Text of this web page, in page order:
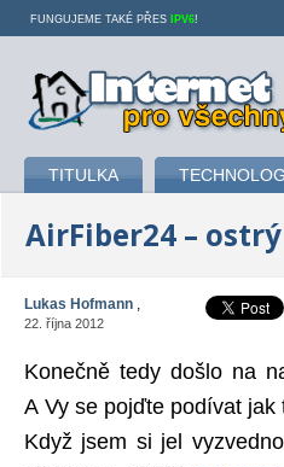
Internet pro všechny
TITULKA
FUNGUJEME TAKÉ PŘES IPV6!
AirFiber24 –
Lukas Hofmann
22. října 2012
Konečně tedy došlo na
A Vy se pojďte podívat jak
Když jsem si jel